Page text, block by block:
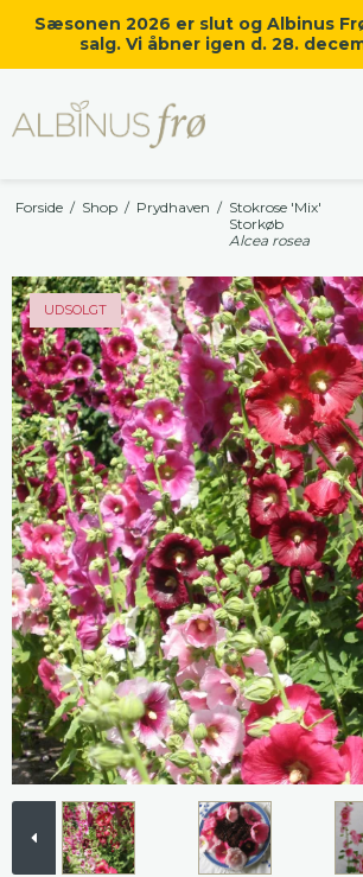
Sæsonen 2026 er slut og Albinus
salg. Vi åbner igen d. 28.
Forside / Shop / Prydhaven / Stokrose 'Mix'
Storkøb
Alcea rosea
UDSOLGT